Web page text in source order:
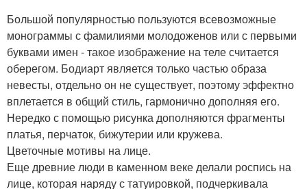
Большой популярностью пользуются всевозможные
монограммы с фамилиями молодоженов или с первыми
буквами имен - такое изображение на теле считается
оберегом. Бодиарт является только частью образа
невесты, отдельно он не существует, поэтому эффектно
вплетается в общий стиль, гармонично дополняя его.
Нередко с помощью рисунка дополняются фрагменты
платья, перчаток, бижутерии или кружева.
Цветочные мотивы на лице.
Еще древние люди в каменном веке делали роспись на
лице, которая наряду с татуировкой, подчеркивала